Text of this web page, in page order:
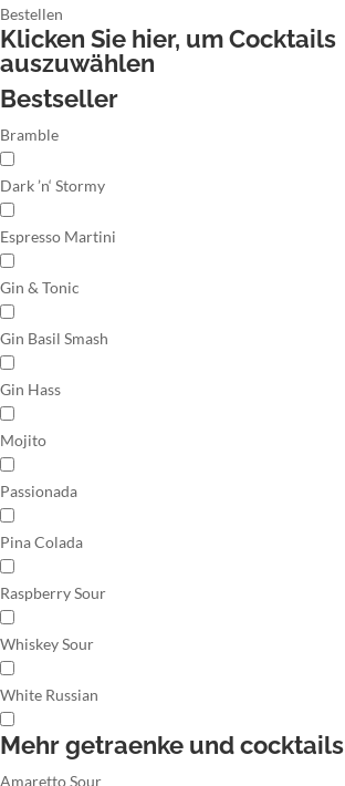
Bestellen
Klicken Sie hier, um Cocktails
auszuwählen
Bestseller
Bramble
Dark ’n‘ Stormy
Espresso Martini
Gin & Tonic
Gin Basil Smash
Gin Hass
Mojito
Passionada
Pina Colada
Raspberry Sour
Whiskey Sour
White Russian
Mehr getraenke und cocktails
Amaretto Sour